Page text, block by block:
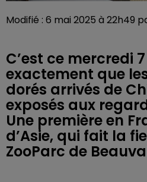
Modifié : 6 mai 2025 à 22h49
C’est ce mercredi
exactement que
dorés arrivés de
exposés aux
Une première en
d’Asie, qui fait la
ZooParc de